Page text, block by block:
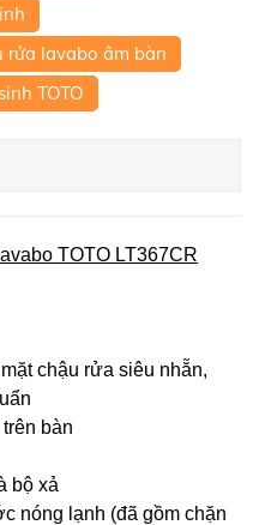
rửa lavabo âm bàn
TOTO
TOTO LT367CR
chậu rửa siêu nhẵn,
bàn
bộ xả
nóng lạnh (đã gồm chặn